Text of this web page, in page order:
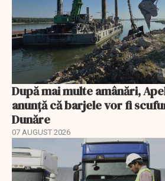
După mai multe amânări,
anunță că barjele vor fi
Dunăre
07 AUGUST 2026